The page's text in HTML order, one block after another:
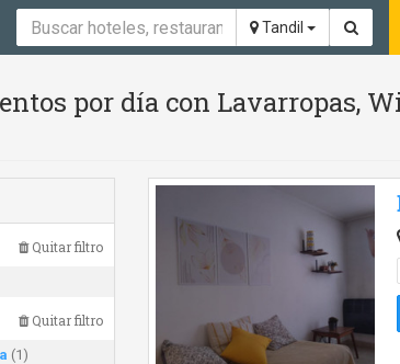
Tandil
por día con Lavarropas,
Quitar filtro
Quitar filtro
(1)